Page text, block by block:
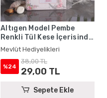
Altıgen Model Pembe
Renkli Tül Kese İçerisinde
Yasin Kitabı ve Tesbih -
Mevlüt Hediyelikleri
Mevlüt Hediyelikleri
%24
38,00 TL
29,00 TL
Sepete Ekle